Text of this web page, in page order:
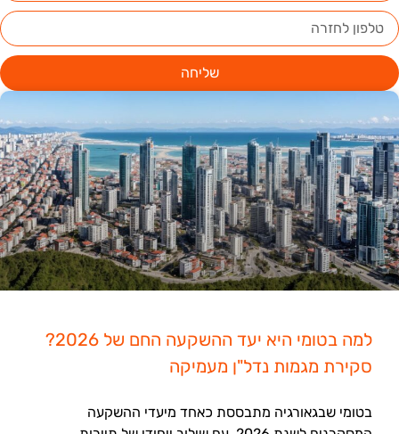
שליחה
למה בטומי היא יעד ההשקעה החם של 2026?
סקירת מגמות נדל"ן מעמיקה
בטומי שבגאורגיה מתבססת כאחד מיעדי ההשקעה